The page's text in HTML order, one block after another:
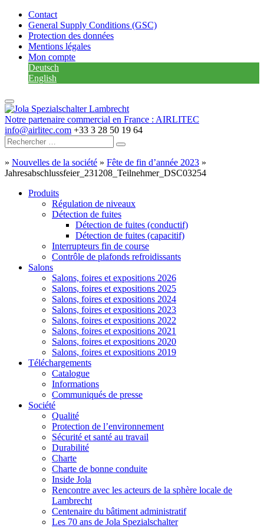
Contact
General Supply Conditions (GSC)
Protection des données
Mentions légales
Mon compte
Deutsch
English
Notre partenaire commercial en France : AIRLITEC
info@airlitec.com +33 3 28 50 19 64
» Nouvelles de la société » Fête de fin d’année 2023 »
Jahresabschlussfeier_231208_Teilnehmer_DSC03254
Produits
Régulation de niveaux
Détection de fuites
Détection de fuites (conductif)
Détection de fuites (capacitif)
Interrupteurs fin de course
Contrôle de plafonds refroidissants
Salons
Salons, foires et expositions 2026
Salons, foires et expositions 2025
Salons, foires et expositions 2024
Salons, foires et expositions 2023
Salons, foires et expositions 2022
Salons, foires et expositions 2021
Salons, foires et expositions 2020
Salons, foires et expositions 2019
Téléchargements
Catalogue
Informations
Communiqués de presse
Société
Qualité
Protection de l’environnement
Sécurité et santé au travail
Durabilité
Charte
Charte de bonne conduite
Inside Jola
Rencontre avec les acteurs de la sphère locale de
Lambrecht
Centenaire du bâtiment administratif
Les 70 ans de Jola Spezialschalter